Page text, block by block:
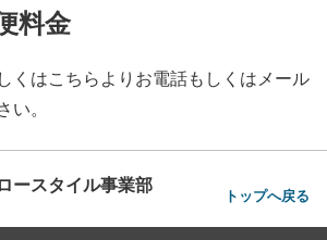
料金
くはこちらよりお電話もしくはメール
。
スタイル事業部 トップへ戻る